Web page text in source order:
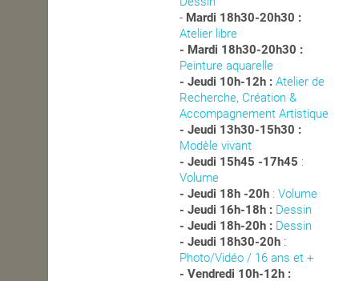
- Mardi 18h30-20h30 :
Atelier libre
- Mardi 18h30-20h30 :
Peinture aquarelle
- Jeudi 10h-12h : Atelier de
Recherche, Création &
Accompagnement Artistique
- Jeudi 13h30-15h30 :
Modèle vivant
- Jeudi 15h45 -17h45 :
Volume
- Jeudi 18h -20h : Volume
- Jeudi 16h-18h : Dessin
- Jeudi 18h-20h : Dessin
- Jeudi 18h30-20h :
Photo/Vidéo / 16 ans et +
- Vendredi 10h-12h :